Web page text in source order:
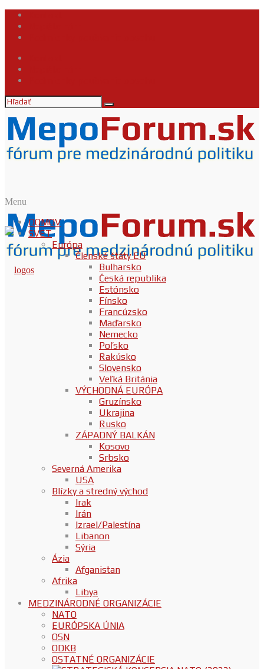
Menu
DOMOV
SVET
Európa
Členské štáty EÚ
Bulharsko
Česká republika
Estónsko
Fínsko
Francúzsko
Maďarsko
Nemecko
Poľsko
Rakúsko
Slovensko
Veľká Británia
VÝCHODNÁ EURÓPA
Gruzínsko
Ukrajina
Rusko
ZÁPADNÝ BALKÁN
Kosovo
Srbsko
Severná Amerika
USA
Blízky a stredný východ
Irak
Irán
Izrael/Palestína
Libanon
Sýria
Ázia
Afganistan
Afrika
Libya
MEDZINÁRODNÉ ORGANIZÁCIE
NATO
EURÓPSKA ÚNIA
OSN
ODKB
OSTATNÉ ORGANIZÁCIE